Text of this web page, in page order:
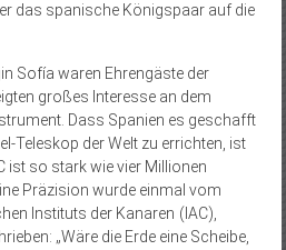
das spanische Königspaar auf die
Sofía waren Ehrengäste der
großes Interesse an dem
Dass Spanien es geschafft
Teleskop der Welt zu errichten, ist
ist so stark wie vier Millionen
Präzision wurde einmal vom
Instituts der Kanaren (IAC),
„Wäre die Erde eine Scheibe,